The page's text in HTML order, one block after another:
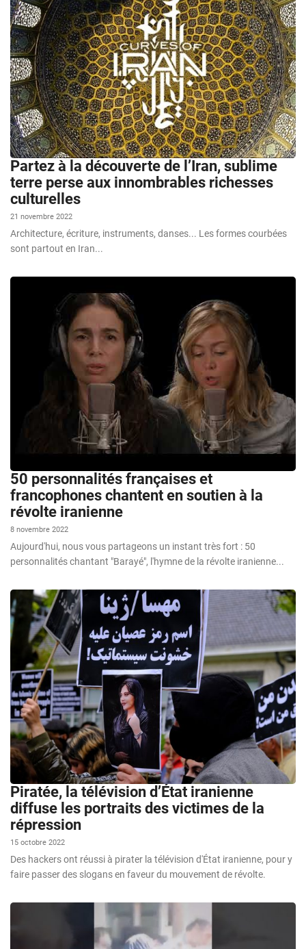
Partez à la découverte de l’Iran, sublime
terre perse aux innombrables richesses
culturelles
21 novembre 2022
Architecture, écriture, instruments, danses... Les formes courbées
sont partout en Iran...
50 personnalités françaises et
francophones chantent en soutien à la
révolte iranienne
8 novembre 2022
Aujourd'hui, nous vous partageons un instant très fort : 50
personnalités chantant "Barayé", l'hymne de la révolte iranienne...
Piratée, la télévision d’État iranienne
diffuse les portraits des victimes de la
répression
15 octobre 2022
Des hackers ont réussi à pirater la télévision d'État iranienne, pour y
faire passer des slogans en faveur du mouvement de révolte.